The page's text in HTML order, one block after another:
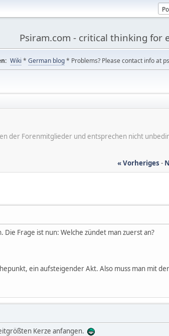
Psiram.com - critical thinking for
Wiki * German blog* Problems? Please contact info at
der Forenmitglieder und entsprechen nicht
« Vorheriges -
Frage ist nun: Welche zündet man zuerst an?
ein aufsteigender Akt. Also muss man mit der
Kerze anfangen.